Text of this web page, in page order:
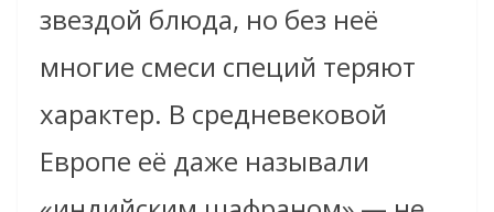
звездой блюда, но без неё
многие смеси специй теряют
характер. В средневековой
Европе её даже называли